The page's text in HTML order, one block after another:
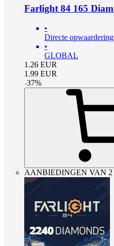
Farlight 84 165
•
Directe opwaardering
•
GLOBAL
1.26 EUR
1.99 EUR
-37%
AANBIEDINGEN VAN 2